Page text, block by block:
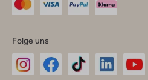
Folge uns